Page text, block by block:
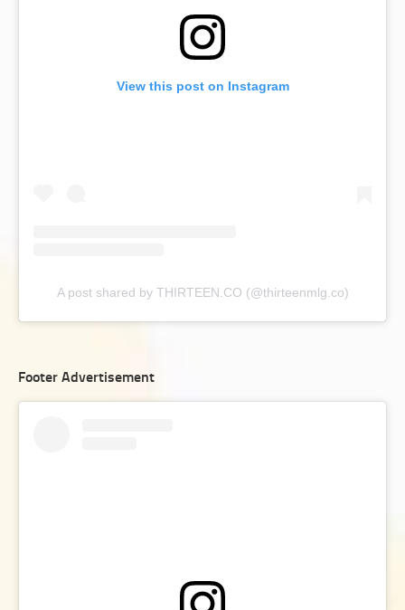
View this post on Instagram
A post shared by THIRTEEN.CO (@thirteenmlg.co)
Footer Advertisement